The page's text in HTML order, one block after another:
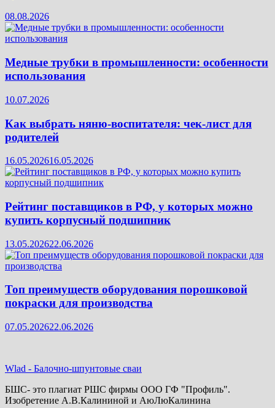
08.08.2026
Медные трубки в промышленности: особенности
использования
10.07.2026
Как выбрать няню-воспитателя: чек‑лист для
родителей
16.05.202616.05.2026
Рейтинг поставщиков в РФ, у которых можно
купить корпусный подшипник
13.05.202622.06.2026
Топ преимуществ оборудования порошковой
покраски для производства
07.05.202622.06.2026
Wlad - Балочно-шпунтовые сваи
БШС- это плагиат РШС фирмы ООО ГФ "Профиль".
Изобретение А.В.Калининой и АюЛюКалинина